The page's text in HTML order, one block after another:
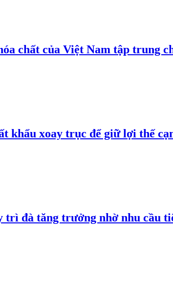
chất của Việt Nam tập trung
khẩu xoay trục để giữ lợi thế
trì đà tăng trưởng nhờ nhu cầu